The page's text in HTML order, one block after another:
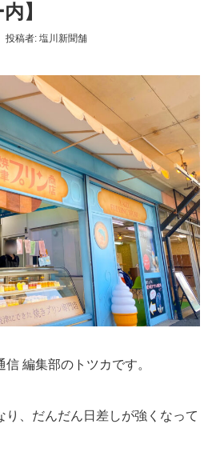
】
投稿者: 塩川新聞舗
編集部のトツカです。
り、だんだん日差しが強くなって